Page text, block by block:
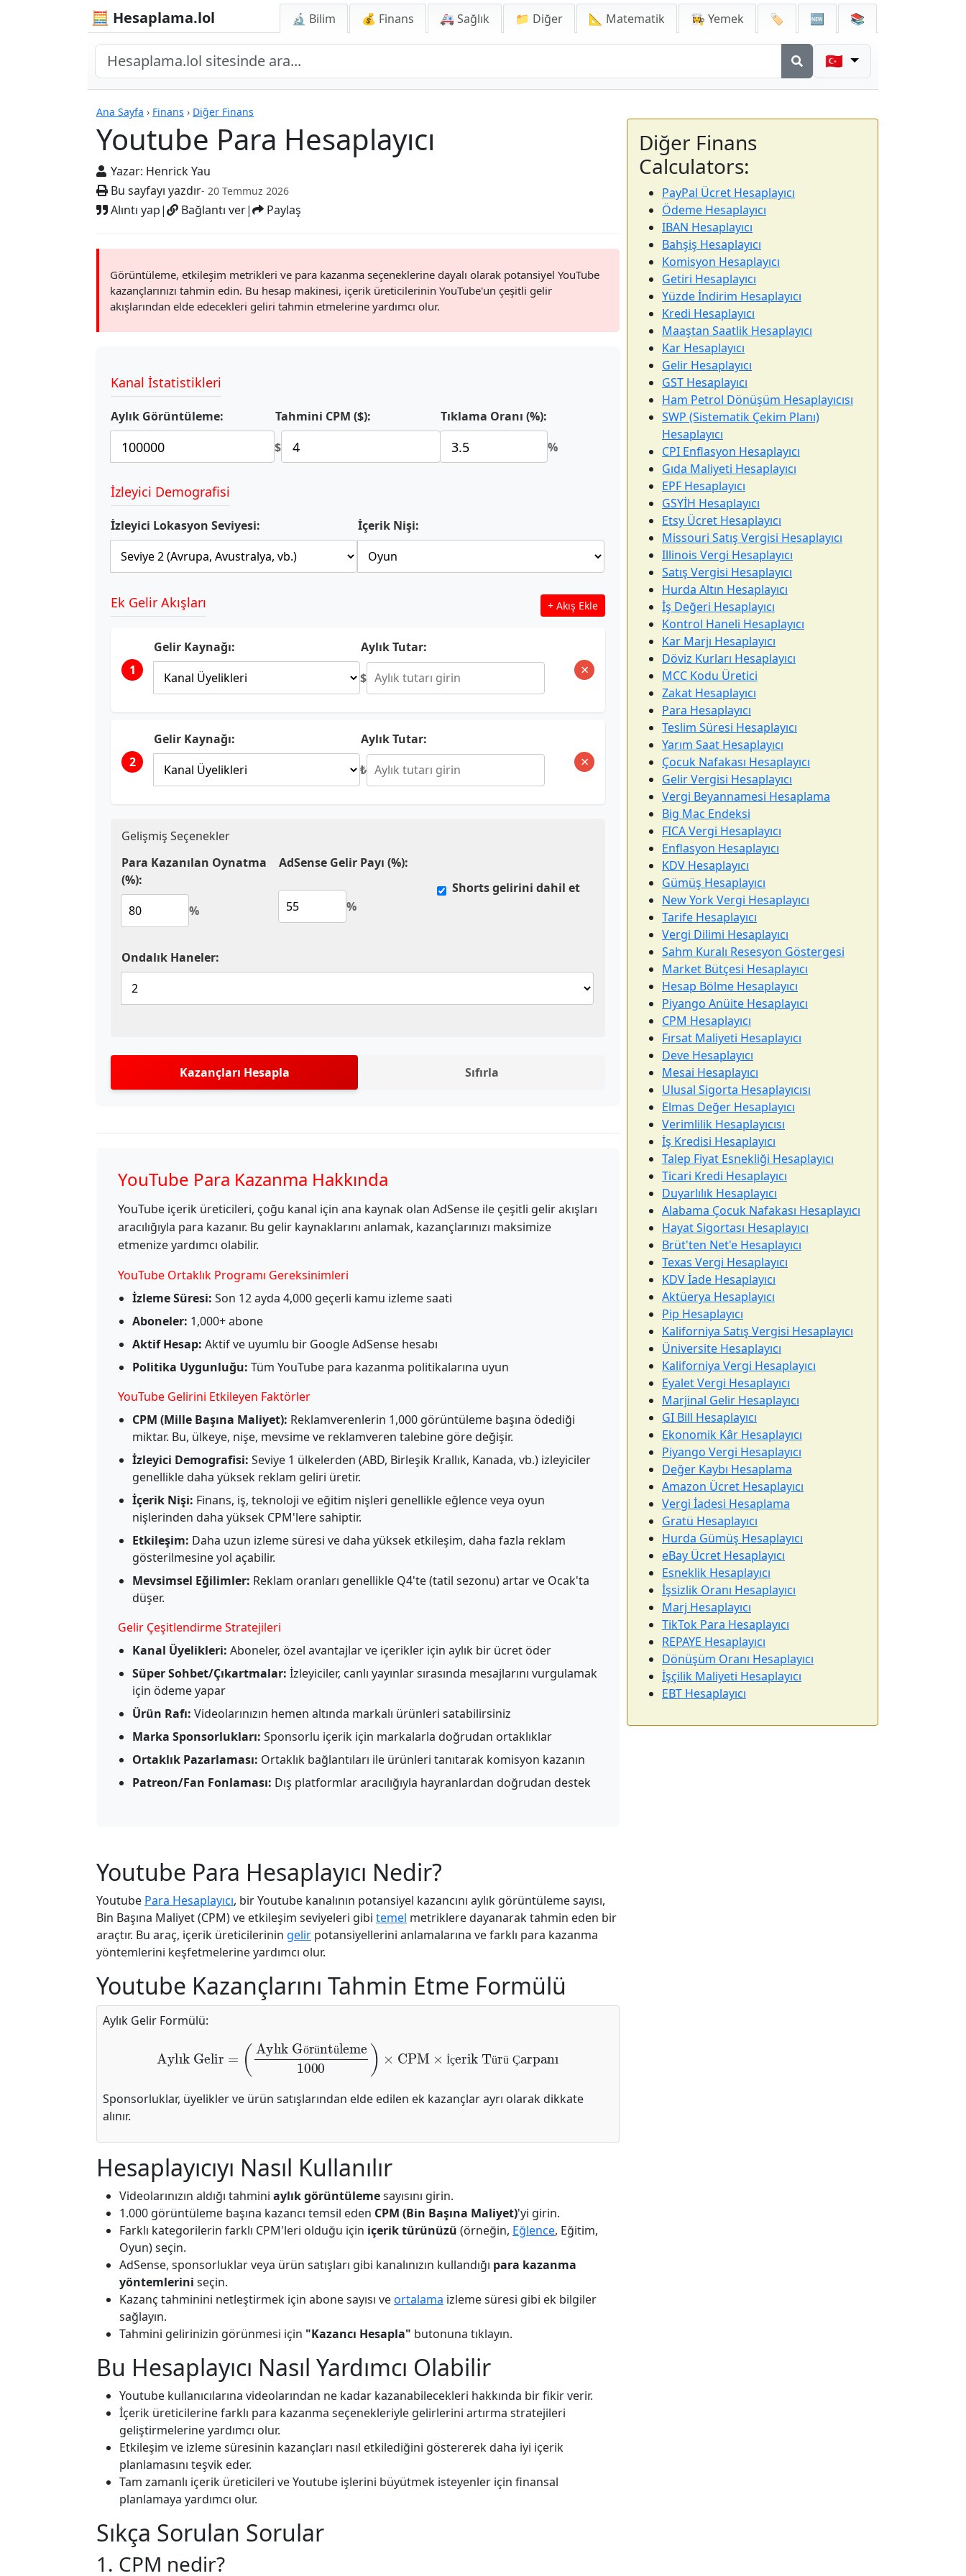
🧮 Hesaplama.lol 🔬 Bilim 💰 Finans 🚑 Sağlık 📁 Diğer 📐 Matematik 👩‍🍳 Yemek 🏷️ 🆕 📚
🇹🇷
Ana Sayfa › Finans › Diğer Finans
Youtube Para Hesaplayıcı
Yazar: Henrick Yau
Bu sayfayı yazdır- 20 Temmuz 2026
Alıntı yap| Bağlantı ver| Paylaş
Youtube Para Hesaplayıcı
Görüntüleme, etkileşim metrikleri ve para kazanma seçeneklerine dayalı olarak potansiyel YouTube
kazançlarınızı tahmin edin. Bu hesap makinesi, içerik üreticilerinin YouTube'un çeşitli gelir
akışlarından elde edecekleri geliri tahmin etmelerine yardımcı olur.
Kanal İstatistikleri
Aylık Görüntüleme:
Tahmini CPM ($):
$
Tıklama Oranı (%):
%
İzleyici Demografisi
İzleyici Lokasyon Seviyesi: İçerik Nişi:
Ek Gelir Akışları + Akış Ekle
1
Gelir Kaynağı:
Aylık Tutar:
$
×
2
Gelir Kaynağı:
Aylık Tutar:
₺
×
Gelişmiş Seçenekler
Para Kazanılan Oynatma
(%):
%
AdSense Gelir Payı (%):
%
Shorts gelirini dahil et
Ondalık Haneler:
Kazançları Hesapla Sıfırla
YouTube Para Kazanma Hakkında
YouTube içerik üreticileri, çoğu kanal için ana kaynak olan AdSense ile çeşitli gelir akışları
aracılığıyla para kazanır. Bu gelir kaynaklarını anlamak, kazançlarınızı maksimize
etmenize yardımcı olabilir.
YouTube Ortaklık Programı Gereksinimleri
İzleme Süresi: Son 12 ayda 4,000 geçerli kamu izleme saati
Aboneler: 1,000+ abone
Aktif Hesap: Aktif ve uyumlu bir Google AdSense hesabı
Politika Uygunluğu: Tüm YouTube para kazanma politikalarına uyun
YouTube Gelirini Etkileyen Faktörler
CPM (Mille Başına Maliyet): Reklamverenlerin 1,000 görüntüleme başına ödediği
miktar. Bu, ülkeye, nişe, mevsime ve reklamveren talebine göre değişir.
İzleyici Demografisi: Seviye 1 ülkelerden (ABD, Birleşik Krallık, Kanada, vb.) izleyiciler
genellikle daha yüksek reklam geliri üretir.
İçerik Nişi: Finans, iş, teknoloji ve eğitim nişleri genellikle eğlence veya oyun
nişlerinden daha yüksek CPM'lere sahiptir.
Etkileşim: Daha uzun izleme süresi ve daha yüksek etkileşim, daha fazla reklam
gösterilmesine yol açabilir.
Mevsimsel Eğilimler: Reklam oranları genellikle Q4'te (tatil sezonu) artar ve Ocak'ta
düşer.
Gelir Çeşitlendirme Stratejileri
Kanal Üyelikleri: Aboneler, özel avantajlar ve içerikler için aylık bir ücret öder
Süper Sohbet/Çıkartmalar: İzleyiciler, canlı yayınlar sırasında mesajlarını vurgulamak
için ödeme yapar
Ürün Rafı: Videolarınızın hemen altında markalı ürünleri satabilirsiniz
Marka Sponsorlukları: Sponsorlu içerik için markalarla doğrudan ortaklıklar
Ortaklık Pazarlaması: Ortaklık bağlantıları ile ürünleri tanıtarak komisyon kazanın
Patreon/Fan Fonlaması: Dış platformlar aracılığıyla hayranlardan doğrudan destek
Youtube Para Hesaplayıcı Nedir?
Youtube Para Hesaplayıcı, bir Youtube kanalının potansiyel kazancını aylık görüntüleme sayısı,
Bin Başına Maliyet (CPM) ve etkileşim seviyeleri gibi temel metriklere dayanarak tahmin eden bir
araçtır. Bu araç, içerik üreticilerinin gelir potansiyellerini anlamalarına ve farklı para kazanma
yöntemlerini keşfetmelerine yardımcı olur.
Youtube Kazançlarını Tahmin Etme Formülü
Aylık Gelir Formülü:
ö ü ü
İ ç ü ü Ç
Aylık Görüntüleme1000
Sponsorluklar, üyelikler ve ürün satışlarından elde edilen ek kazançlar ayrı olarak dikkate
alınır.
Hesaplayıcıyı Nasıl Kullanılır
Videolarınızın aldığı tahmini aylık görüntülemesayısını girin.
1.000 görüntüleme başına kazancı temsil eden CPM (Bin Başına Maliyet)'yi girin.
Farklı kategorilerin farklı CPM'leri olduğu için içerik türünüzü (örneğin, Eğlence, Eğitim,
Oyun) seçin.
AdSense, sponsorluklar veya ürün satışları gibi kanalınızın kullandığı para kazanma
yöntemlerini seçin.
Kazanç tahminini netleştirmek için abone sayısı veortalama izleme süresi gibi ek bilgiler
sağlayın.
Tahmini gelirinizin görünmesi için "Kazancı Hesapla" butonuna tıklayın.
Bu Hesaplayıcı Nasıl Yardımcı Olabilir
Youtube kullanıcılarına videolarından ne kadar kazanabilecekleri hakkında bir fikir verir.
İçerik üreticilerine farklı para kazanma seçenekleriyle gelirlerini artırma stratejileri
geliştirmelerine yardımcı olur.
Etkileşim ve izleme süresinin kazançları nasıl etkilediğini göstererek daha iyi içerik
planlamasını teşvik eder.
Tam zamanlı içerik üreticileri ve Youtube işlerini büyütmek isteyenler için finansal
planlamaya yardımcı olur.
Sıkça Sorulan Sorular
1. CPM nedir?
Diğer Finans
Calculators:
PayPal Ücret Hesaplayıcı
Ödeme Hesaplayıcı
IBAN Hesaplayıcı
Bahşiş Hesaplayıcı
Komisyon Hesaplayıcı
Getiri Hesaplayıcı
Yüzde İndirim Hesaplayıcı
Kredi Hesaplayıcı
Maaştan Saatlik Hesaplayıcı
Kar Hesaplayıcı
Gelir Hesaplayıcı
GST Hesaplayıcı
Ham Petrol Dönüşüm Hesaplayıcısı
SWP (Sistematik Çekim Planı)
Hesaplayıcı
CPI Enflasyon Hesaplayıcı
Gıda Maliyeti Hesaplayıcı
EPF Hesaplayıcı
GSYİH Hesaplayıcı
Etsy Ücret Hesaplayıcı
Missouri Satış Vergisi Hesaplayıcı
Illinois Vergi Hesaplayıcı
Satış Vergisi Hesaplayıcı
Hurda Altın Hesaplayıcı
İş Değeri Hesaplayıcı
Kontrol Haneli Hesaplayıcı
Kar Marjı Hesaplayıcı
Döviz Kurları Hesaplayıcı
MCC Kodu Üretici
Zakat Hesaplayıcı
Para Hesaplayıcı
Teslim Süresi Hesaplayıcı
Yarım Saat Hesaplayıcı
Çocuk Nafakası Hesaplayıcı
Gelir Vergisi Hesaplayıcı
Vergi Beyannamesi Hesaplama
Big Mac Endeksi
FICA Vergi Hesaplayıcı
Enflasyon Hesaplayıcı
KDV Hesaplayıcı
Gümüş Hesaplayıcı
New York Vergi Hesaplayıcı
Tarife Hesaplayıcı
Vergi Dilimi Hesaplayıcı
Sahm Kuralı Resesyon Göstergesi
Market Bütçesi Hesaplayıcı
Hesap Bölme Hesaplayıcı
Piyango Anüite Hesaplayıcı
CPM Hesaplayıcı
Fırsat Maliyeti Hesaplayıcı
Deve Hesaplayıcı
Mesai Hesaplayıcı
Ulusal Sigorta Hesaplayıcısı
Elmas Değer Hesaplayıcı
Verimlilik Hesaplayıcısı
İş Kredisi Hesaplayıcı
Talep Fiyat Esnekliği Hesaplayıcı
Ticari Kredi Hesaplayıcı
Duyarlılık Hesaplayıcı
Alabama Çocuk Nafakası Hesaplayıcı
Hayat Sigortası Hesaplayıcı
Brüt'ten Net'e Hesaplayıcı
Texas Vergi Hesaplayıcı
KDV İade Hesaplayıcı
Aktüerya Hesaplayıcı
Pip Hesaplayıcı
Kaliforniya Satış Vergisi Hesaplayıcı
Üniversite Hesaplayıcı
Kaliforniya Vergi Hesaplayıcı
Eyalet Vergi Hesaplayıcı
Marjinal Gelir Hesaplayıcı
GI Bill Hesaplayıcı
Ekonomik Kâr Hesaplayıcı
Piyango Vergi Hesaplayıcı
Değer Kaybı Hesaplama
Amazon Ücret Hesaplayıcı
Vergi İadesi Hesaplama
Gratü Hesaplayıcı
Hurda Gümüş Hesaplayıcı
eBay Ücret Hesaplayıcı
Esneklik Hesaplayıcı
İşsizlik Oranı Hesaplayıcı
Marj Hesaplayıcı
TikTok Para Hesaplayıcı
REPAYE Hesaplayıcı
Dönüşüm Oranı Hesaplayıcı
İşçilik Maliyeti Hesaplayıcı
EBT Hesaplayıcı